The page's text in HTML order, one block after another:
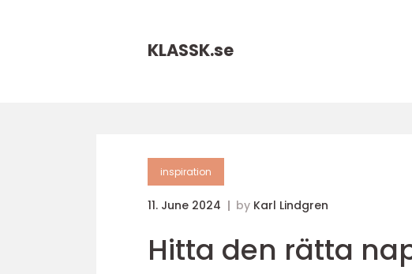
KLASSK.se
inspiration
11. June 2024 by Karl Lindgren
Hitta den rätta